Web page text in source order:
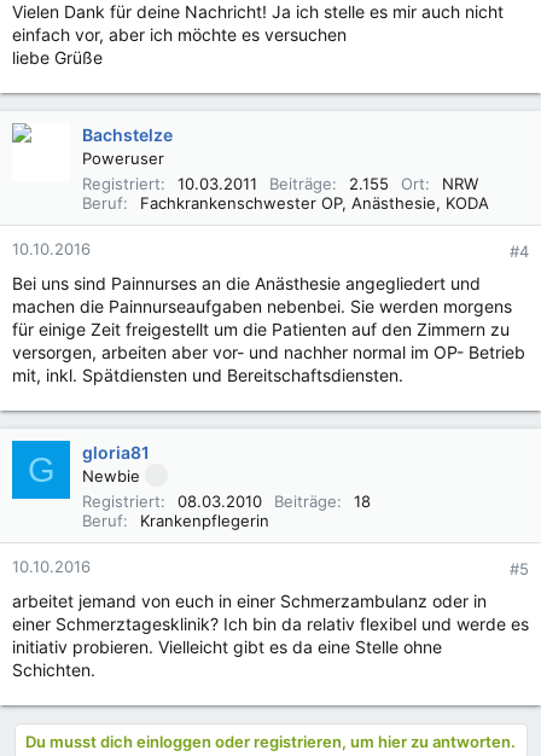
:Vielen Dank für deine Nachricht! Ja ich stelle es mir auch nicht
einfach vor, aber ich möchte es versuchen
liebe Grüße
Bachstelze
Poweruser
Registriert
10.03.2011 Beiträge 2.155 Ort
NRW
Beruf
Fachkrankenschwester OP, Anästhesie, KODA
10.10.2016 #4
Bei uns sind Painnurses an die Anästhesie angegliedert und
machen die Painnurseaufgaben nebenbei. Sie werden morgens
für einige Zeit freigestellt um die Patienten auf den Zimmern zu
versorgen, arbeiten aber vor- und nachher normal im OP- Betrieb
mit, inkl. Spätdiensten und Bereitschaftsdiensten.
G gloria81
Newbie
Registriert
08.03.2010 Beiträge
18
Beruf
Krankenpflegerin
10.10.2016 #5
arbeitet jemand von euch in einer Schmerzambulanz oder in
einer Schmerztagesklinik? Ich bin da relativ flexibel und werde es
initiativ probieren. Vielleicht gibt es da eine Stelle ohne
Schichten.
Du musst dich einloggen oder registrieren, um hier zu antworten.